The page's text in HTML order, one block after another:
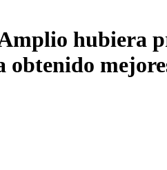
hubiera